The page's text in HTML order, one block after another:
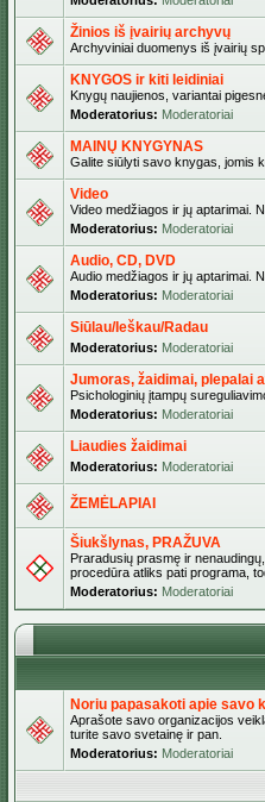
Žinios iš įvairių archyvų
Archyviniai duomenys iš įvairių
KNYGOS ir kiti leidiniai
Knygų naujienos, variantai
Moderatorius: Moderatoriai
MAINŲ KNYGYNAS
Galite siūlyti savo knygas, jomis
Video
Video medžiagos ir jų aptarimai.
Moderatorius: Moderatoriai
Audio, CD, DVD
Audio medžiagos ir jų aptarimai.
Moderatorius: Moderatoriai
Siūlau/Ieškau/Radau
Moderatorius: Moderatoriai
Jumoras, žaidimai, plepalai
Psichologinių įtampų
Moderatorius: Moderatoriai
Liaudies žaidimai
Moderatorius: Moderatoriai
ŽEMĖLAPIAI
Šiukšlynas, PRAŽUVA
Praradusių prasmę ir
procedūra atliks pati programa,
Moderatorius: Moderatoriai
Noriu papasakoti apie savo
Aprašote savo organizacijos
turite savo svetainę ir pan.
Moderatorius: Moderatoriai